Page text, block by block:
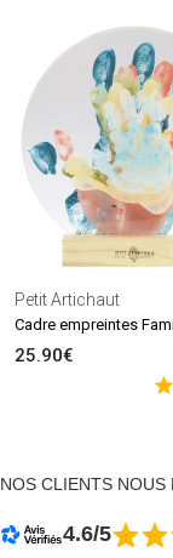
Petit Artichaut
Cadre empreintes
25.90€
NOS CLIENTS
4.6/5